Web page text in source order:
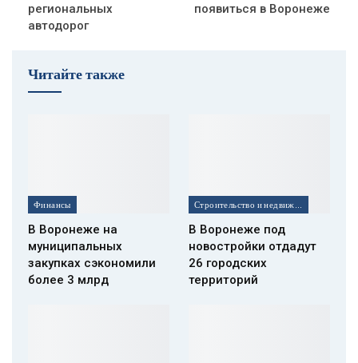
региональных
автодорог
появиться в Воронеже
Читайте также
Финансы
В Воронеже на
муниципальных
закупках сэкономили
более 3 млрд
В Воронеже под
новостройки отдадут
26 городских
территорий